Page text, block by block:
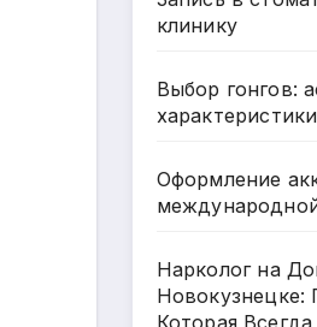
клинику
Выбор гонгов:
характеристики
Оформление
Нарколог на
Которая